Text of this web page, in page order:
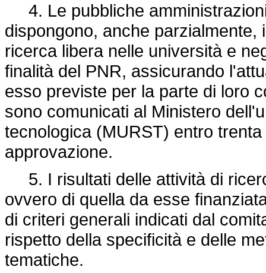
4. Le pubbliche
dispongono, anche
ricerca libera nelle università e
finalità del PNR, assicurando
esso previste per la parte di loro
sono comunicati al Ministero
tecnologica (MURST) entro
approvazione.
5. I risultati delle attività di
ovvero di quella da esse
di criteri generali indicati dal
rispetto della specificità e delle
tematiche.